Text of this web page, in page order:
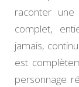
raconter
complet,
jamais,
est
personnage